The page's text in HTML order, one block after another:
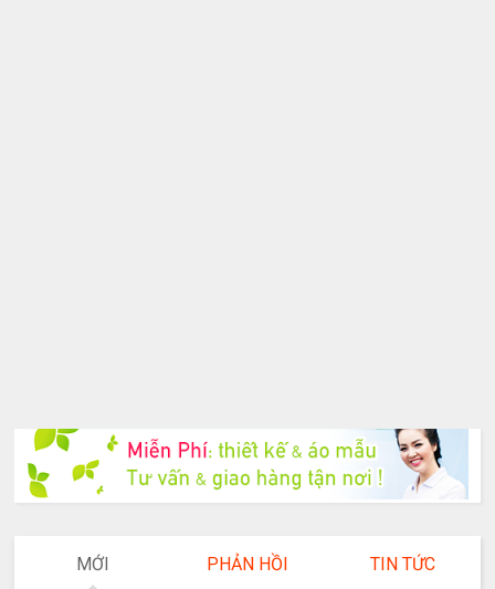
MỚI PHẢN HỒI TIN TỨC